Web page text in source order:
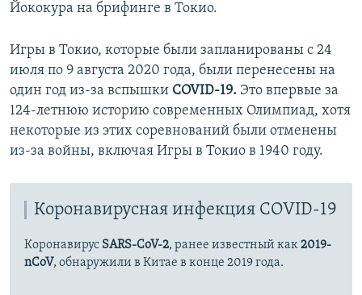
Йококура на брифинге в Токио.
Игры в Токио, которые были запланированы с 24
июля по 9 августа 2020 года, были перенесены на
один год из-за вспышки COVID-19. Это впервые за
124-летнюю историю современных Олимпиад, хотя
некоторые из этих соревнований были отменены
из-за войны, включая Игры в Токио в 1940 году.
Коронавирусная инфекция COVID-19
Коронавирус SARS-CoV-2, ранее известный как2019-
nCoV, обнаружили в Китае в конце 2019 года.